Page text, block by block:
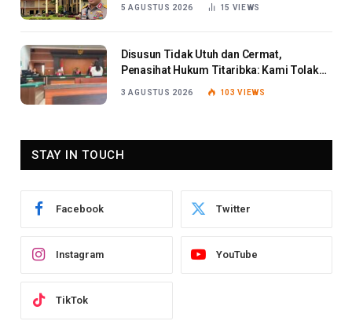
5 AGUSTUS 2026 15 VIEWS
Disusun Tidak Utuh dan Cermat,
Penasihat Hukum Titaribka: Kami Tolak
3 AGUSTUS 2026 103VIEWS
STAY IN TOUCH
Facebook Twitter
Instagram YouTube
TikTok